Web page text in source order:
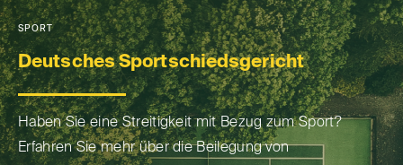
SPORT
Deutsches Sportschiedsgericht
Haben Sie eine Streitigkeit mit Bezug zum Sport?
Erfahren Sie mehr über die Beilegung von